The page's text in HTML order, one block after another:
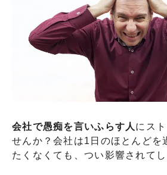
会社で愚痴を言いふらす人 にス
せんか？会社は1日のほとんどを
たくなくても、つい影響されてし